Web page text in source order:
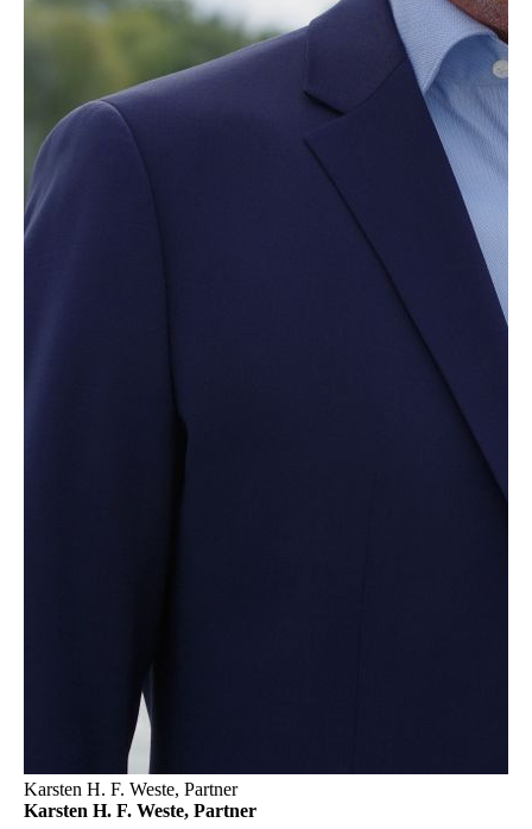
Karsten H. F. Weste, Partner
Karsten H. F. Weste, Partner